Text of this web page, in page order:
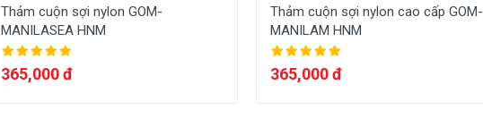
Thảm cuộn sợi nylon GOM-
MANILASEA HNM
365,000 đ
Thảm cuộn sợi nylon cao cấp GOM-
MANILAM HNM
365,000 đ